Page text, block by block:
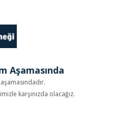
Aşamasında
karşınızda olacağız.